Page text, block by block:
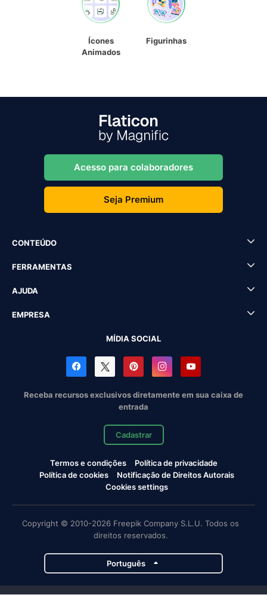
Ícones
Animados
Figurinhas
Acesso para colaboradores
Seja Premium
CONTEÚDO
FERRAMENTAS
AJUDA
EMPRESA
MÍDIA SOCIAL
Receba recursos exclusivos diretamente em sua caixa de
entrada
Cadastrar
Termos e condições
Política de privacidade
Política de cookies
Notificação de Direitos Autorais
Cookies settings
Copyright © 2010-2026 Freepik Company S.L.U. Todos os
direitos reservados.
Português